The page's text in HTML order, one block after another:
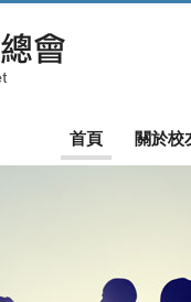
首頁 關於校